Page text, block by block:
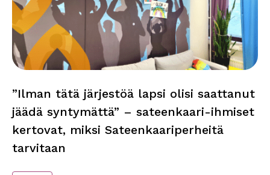
”Ilman tätä järjestöä lapsi olisi saattanut
jäädä syntymättä” – sateenkaari-ihmiset
kertovat, miksi Sateenkaariperheitä
tarvitaan